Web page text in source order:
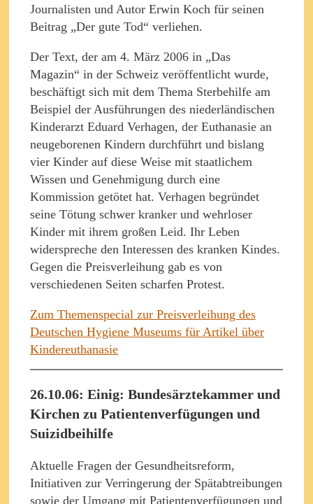
Journalisten und Autor Erwin Koch für seinen
Beitrag „Der gute Tod“ verliehen.
Der Text, der am 4. März 2006 in „Das
Magazin“ in der Schweiz veröffentlicht wurde,
beschäftigt sich mit dem Thema Sterbehilfe am
Beispiel der Ausführungen des niederländischen
Kinderarzt Eduard Verhagen, der Euthanasie an
neugeborenen Kindern durchführt und bislang
vier Kinder auf diese Weise mit staatlichem
Wissen und Genehmigung durch eine
Kommission getötet hat. Verhagen begründet
seine Tötung schwer kranker und wehrloser
Kinder mit ihrem großen Leid. Ihr Leben
widerspreche den Interessen des kranken Kindes.
Gegen die Preisverleihung gab es von
verschiedenen Seiten scharfen Protest.
Zum Themenspecial zur Preisverleihung des
Deutschen Hygiene Museums für Artikel über
Kindereuthanasie
26.10.06: Einig: Bundesärztekammer und
Kirchen zu Patientenverfügungen und
Suizidbeihilfe
Aktuelle Fragen der Gesundheitsreform,
Initiativen zur Verringerung der Spätabtreibungen
sowie der Umgang mit Patientenverfügungen und